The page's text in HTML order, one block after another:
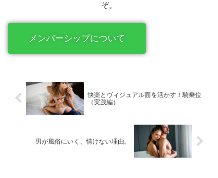
ぞ。
メンバーシップについて
快楽とヴィジュアル面を活かす！騎乗位
（実践編）
男が風俗にいく、情けない理由。